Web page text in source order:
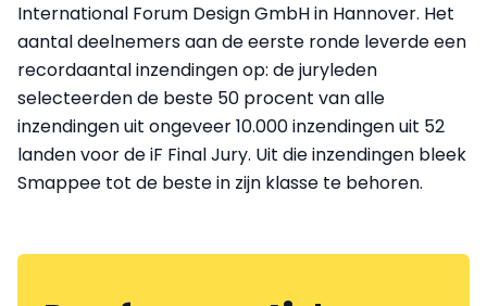
International Forum Design GmbH in Hannover. Het
aantal deelnemers aan de eerste ronde leverde een
recordaantal inzendingen op: de juryleden
selecteerden de beste 50 procent van alle
inzendingen uit ongeveer 10.000 inzendingen uit 52
landen voor de iF Final Jury. Uit die inzendingen bleek
Smappee tot de beste in zijn klasse te behoren.